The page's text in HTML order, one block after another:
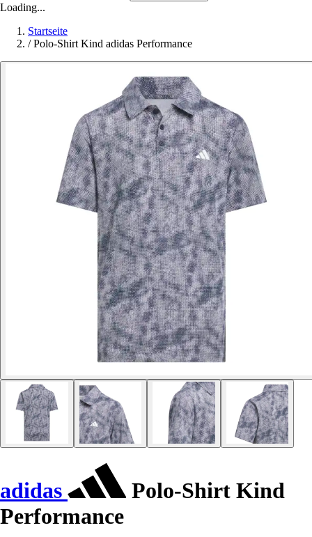
Loading...
Startseite
/ Polo-Shirt Kind adidas Performance
adidas
Polo-Shirt Kind
Performance